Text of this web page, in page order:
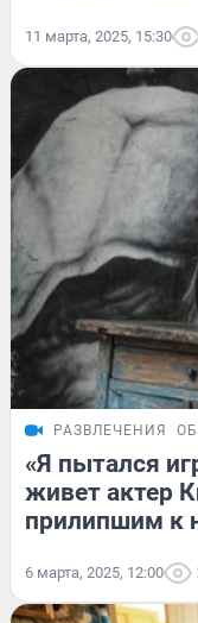
11 марта, 2025, 15:30
РАЗВЛЕЧЕНИЯ
«Я пытался
живет актер
прилипшим к
6 марта, 2025, 12:00